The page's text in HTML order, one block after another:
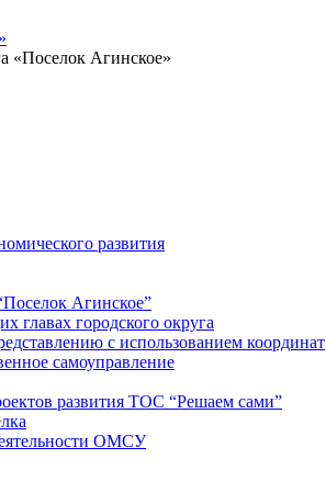
«Поселок Агинское»
развития
Агинское”
городского округа
с использованием координат
самоуправление
развития ТОС “Решаем сами”
ОМСУ